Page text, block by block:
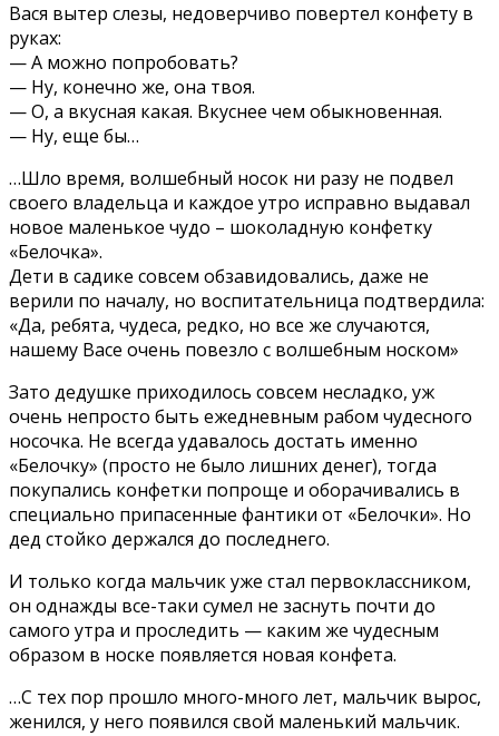
Вася вытер слезы, недоверчиво повертел конфету в
руках:
— А можно попробовать?
— Ну, конечно же, она твоя.
— О, а вкусная какая. Вкуснее чем обыкновенная.
— Ну, еще бы…
…Шло время, волшебный носок ни разу не подвел
своего владельца и каждое утро исправно выдавал
новое маленькое чудо – шоколадную конфетку
«Белочка».
Дети в садике совсем обзавидовались, даже не
верили по началу, но воспитательница подтвердила:
«Да, ребята, чудеса, редко, но все же случаются,
нашему Васе очень повезло с волшебным носком»
Зато дедушке приходилось совсем несладко, уж
очень непросто быть ежедневным рабом чудесного
носочка. Не всегда удавалось достать именно
«Белочку» (просто не было лишних денег), тогда
покупались конфетки попроще и оборачивались в
специально припасенные фантики от «Белочки». Но
дед стойко держался до последнего.
И только когда мальчик уже стал первоклассником,
он однажды все-таки сумел не заснуть почти до
самого утра и проследить — каким же чудесным
образом в носке появляется новая конфета.
…С тех пор прошло много-много лет, мальчик вырос,
женился, у него появился свой маленький мальчик.